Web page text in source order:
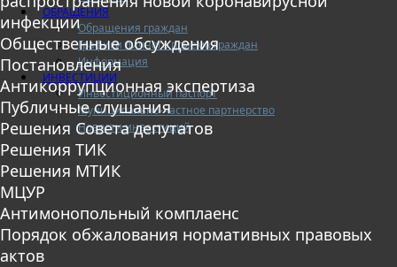
ОБРАЩЕНИЯ
Обращения граждан
Графики личного приема граждан
Информация
ИНВЕСТИЦИИ
Инвестиционный паспорт
Муниципально-частное партнерство
Новости инвестиций
инфекции
Общественные обсуждения
Постановления
Антикоррупционная экспертиза
Публичные слушания
Решения Совета депутатов
Решения ТИК
Решения МТИК
МЦУР
Антимонопольный комплаенс
Порядок обжалования нормативных правовых
актов